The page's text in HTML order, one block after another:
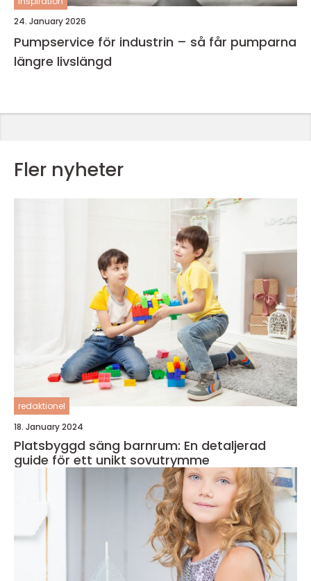
24. January 2026
Pumpservice för industrin – så får pumparna
längre livslängd
Fler nyheter
redaktionel
18. January 2024
Platsbyggd säng barnrum: En detaljerad
guide för ett unikt sovutrymme